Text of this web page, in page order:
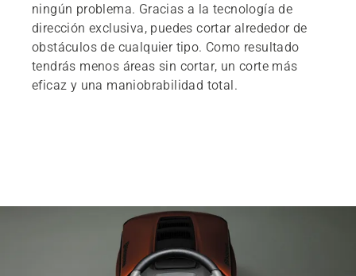
ningún problema. Gracias a la tecnología de
dirección exclusiva, puedes cortar alrededor de
obstáculos de cualquier tipo. Como resultado
tendrás menos áreas sin cortar, un corte más
eficaz y una maniobrabilidad total.